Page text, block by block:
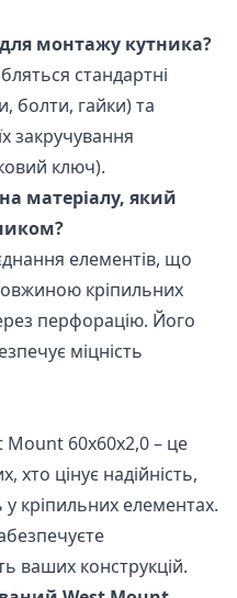
для монтажу кутника?
стандартні
болти, гайки) та
закручування
ключ).
матеріалу, який
елементів, що
кріпильних
перфорацію. Його
міцність
60х60х2,0 – це
хто цінує надійність,
у кріпильних елементах.
ваших конструкцій.